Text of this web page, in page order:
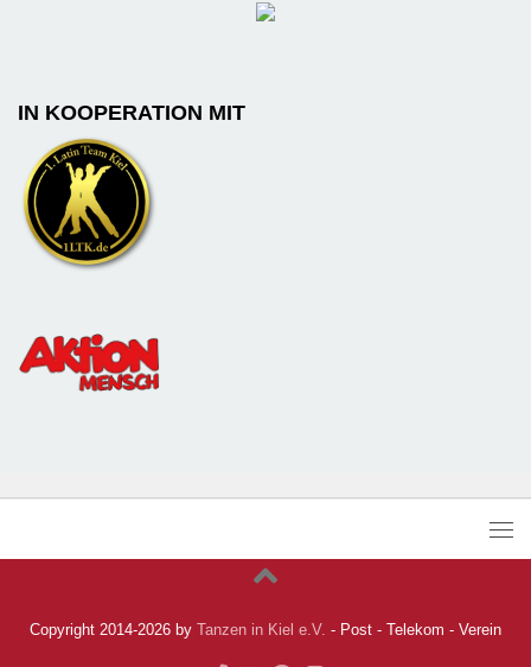
IN KOOPERATION MIT
Copyright 2014-2026 by Tanzen in Kiel e.V. - Post - Telekom - Verein